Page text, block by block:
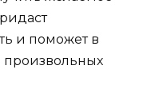
и поможет в